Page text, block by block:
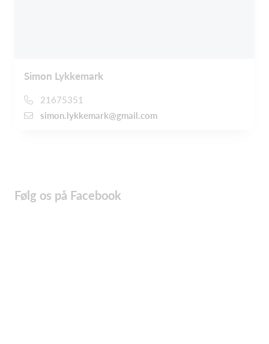
Simon Lykkemark
21675351
simon.lykkemark@gmail.com
Følg os på Facebook